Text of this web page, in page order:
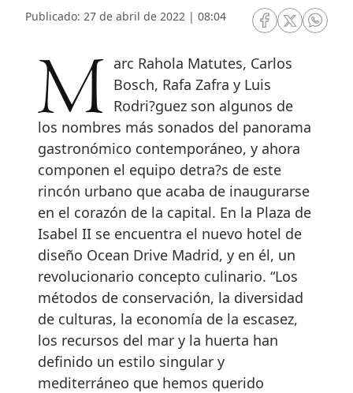
Publicado: 27 de abril de 2022 | 08:04
RRSS Facebook
RRSSRRSS
Marc Rahola Matutes, Carlos
Bosch, Rafa Zafra y Luis
Rodri?guez son algunos de
los nombres más sonados del panorama
gastronómico contemporáneo, y ahora
componen el equipo detra?s de este
rincón urbano que acaba de inaugurarse
en el corazón de la capital. En la Plaza de
Isabel II se encuentra el nuevo hotel de
diseño Ocean Drive Madrid, y en él, un
revolucionario concepto culinario. “Los
métodos de conservación, la diversidad
de culturas, la economía de la escasez,
los recursos del mar y la huerta han
definido un estilo singular y
mediterráneo que hemos querido